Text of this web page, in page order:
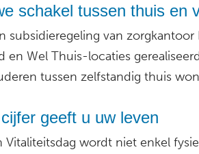
schakel tussen thuis en
subsidieregeling van zorgkantoor
en Wel Thuis-locaties
tussen zelfstandig thuis
geeft u uw leven
Vitaliteitsdag wordt niet enkel